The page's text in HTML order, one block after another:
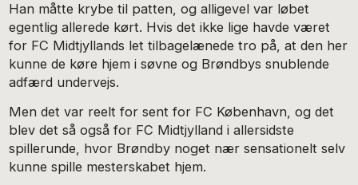
Han måtte krybe til patten, og alligevel var løbet
egentlig allerede kørt. Hvis det ikke lige havde været
for FC Midtjyllands let tilbagelænede tro på, at den her
kunne de køre hjem i søvne og Brøndbys snublende
adfærd undervejs.
Men det var reelt for sent for FC København, og det
blev det så også for FC Midtjylland i allersidste
spillerunde, hvor Brøndby noget nær sensationelt selv
kunne spille mesterskabet hjem.